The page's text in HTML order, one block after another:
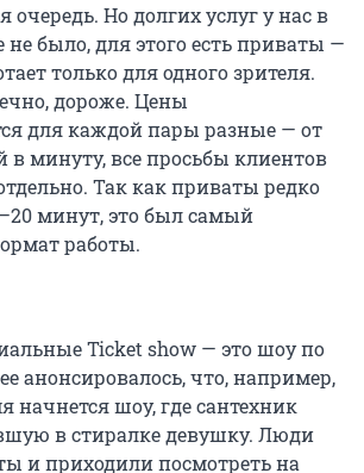
очередь. Но долгих услуг у нас в
было, для этого есть приваты —
только для одного зрителя.
дороже. Цены
для каждой пары разные — от
в минуту, все просьбы клиентов
Так как приваты редко
минут, это был самый
работы.
Ticket show — это шоу по
анонсировалось, что, например,
начнется шоу, где сантехник
в стиралке девушку. Люди
и приходили посмотреть на